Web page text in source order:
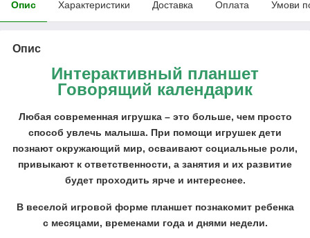
Опис Характеристики Доставка Оплата Умови
Опис
Интерактивный планшет
Говорящий календарик
Любая современная игрушка – это больше, чем просто
способ увлечь малыша. При помощи игрушек дети
познают окружающий мир, осваивают социальные роли,
привыкают к ответственности, а занятия и их развитие
будет проходить ярче и интереснее.
В веселой игровой форме планшет познакомит ребенка
с месяцами, временами года и днями недели.